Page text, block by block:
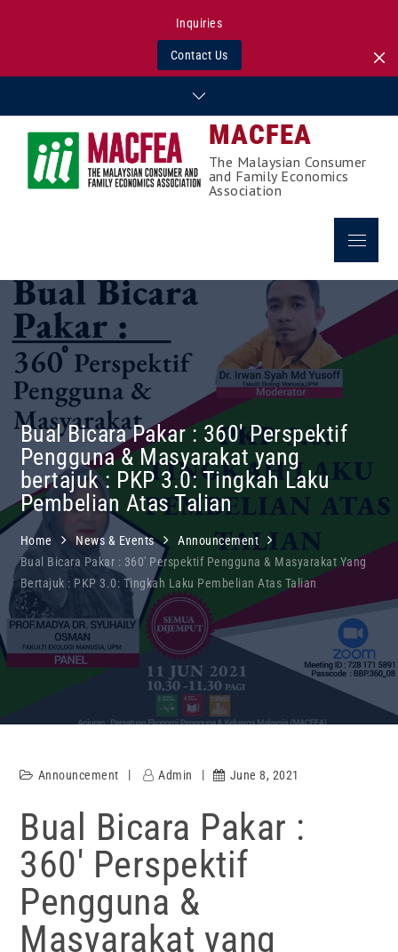
Inquiries
Contact Us
content
MACFEA
The Malaysian Consumer
and Family Economics
Association
Menu
Bual Bicara Pakar : 360′ Perspektif
Pengguna & Masyarakat yang
bertajuk : PKP 3.0: Tingkah Laku
Pembelian Atas Talian
Home News & Events
Announcement
Bual Bicara Pakar : 360′ Perspektif Pengguna & Masyarakat Yang
Bertajuk : PKP 3.0: Tingkah Laku Pembelian Atas Talian
Announcement Admin June 8, 2021
Bual Bicara Pakar :
360′ Perspektif
Pengguna &
Masyarakat yang